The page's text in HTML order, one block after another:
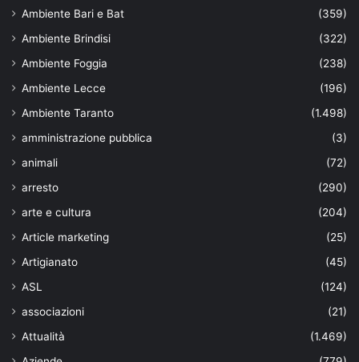
Ambiente Bari e Bat
(359)
Ambiente Brindisi
(322)
Ambiente Foggia
(238)
Ambiente Lecce
(196)
Ambiente Taranto
(1.498)
amministrazione pubblica
(3)
animali
(72)
arresto
(290)
arte e cultura
(204)
Article marketing
(25)
Artigianato
(45)
ASL
(124)
associazioni
(21)
Attualità
(1.469)